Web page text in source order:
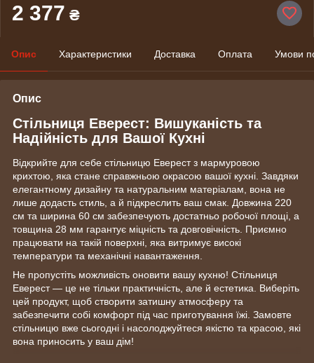
2 377 ₴
Опис Характеристики Доставка Оплата Умови
Опис
Стільниця Еверест: Вишуканість та
Надійність для Вашої Кухні
Відкрийте для себе стільницю Еверест з мармуровою
крихтою, яка стане справжньою окрасою вашої кухні. Завдяки
елегантному дизайну та натуральним матеріалам, вона не
лише додасть стиль, а й підкреслить ваш смак. Довжина 220
см та ширина 60 см забезпечують достатньо робочої площі, а
товщина 28 мм гарантує міцність та довговічність. Приємно
працювати на такій поверхні, яка витримує високі
температури та механічні навантаження.
Не пропустіть можливість оновити вашу кухню! Стільниця
Еверест — це не тільки практичність, але й естетика. Виберіть
цей продукт, щоб створити затишну атмосферу та
забезпечити собі комфорт під час приготування їжі. Замовте
стільницю вже сьогодні і насолоджуйтеся якістю та красою, які
вона приносить у ваш дім!